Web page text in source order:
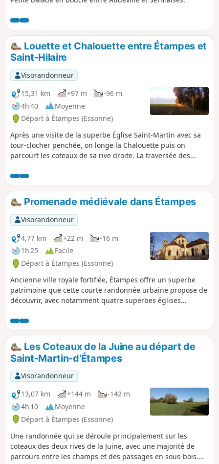
Louette et Chalouette entre Étampes et
Saint-Hilaire
Visorandonneur
15,31 km
+97 m
-96 m
4h 40
Moyenne
Départ à Étampes (Essonne)
Après une visite de la superbe Église Saint-Martin avec sa
tour-clocher penchée, on longe la Chalouette puis on
parcourt les coteaux de sa rive droite. La traversée des
belles touches patrimoniales. Le retour se déroule
principalement sur une voie verte, à proximité de la
Louette.Promenade médiévale dans Étampes
Visorandonneur
4,77 km
+22 m
-16 m
1h 25
Facile
Départ à Étampes (Essonne)
Ancienne ville royale fortifiée, Étampes offre un superbe
patrimoine que cette courte randonnée urbaine propose de
découvrir, avec notamment quatre superbes églises
penchée façon Tour de Pise.
Les Coteaux de la Juine au départ de
Saint-Martin-d'Étampes
Visorandonneur
13,07 km
+144 m
-142 m
4h 10
Moyenne
Départ à Étampes (Essonne)
Une randonnée qui se déroule principalement sur les
coteaux des deux rives de la Juine, avec une majorité de
parcours entre les champs et des passages en sous-bois.